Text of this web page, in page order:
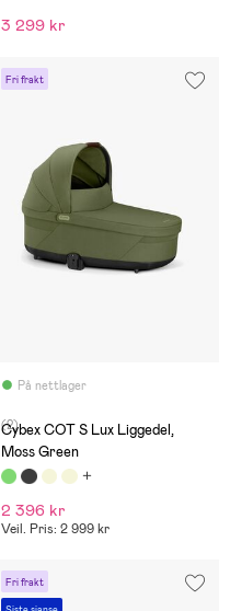
3 299 kr
Fri frakt
På nettlager
(2)
Cybex COT S Lux Liggedel,
Moss Green
2 396 kr
Veil. Pris: 2 999 kr
Fri frakt